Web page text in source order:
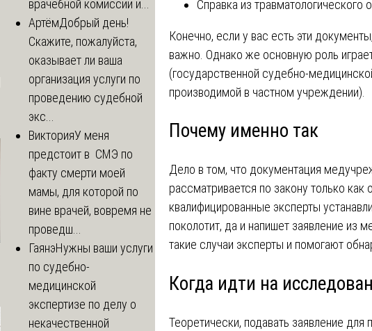
Справка из травматологического
Конечно, если у вас есть эти
важно. Однако же основную роль
(государственной судебно-
производимой в частном учреждении).
Почему именно так
Дело в том, что документация
рассматривается по закону только
квалифицированные эксперты
поколотит, да и напишет заявление из
такие случаи эксперты и помогают
Когда идти на
Теоретически, подавать заявление
врачебной комиссии и...
АртёмДобрый день!
Скажите, пожалуйста,
оказывает ли ваша
организация услуги по
проведению судебной
экс...
ВикторияУ меня
предстоит в СМЭ по
факту смерти моей
мамы, для которой по
вине врачей, вовремя не
проведш...
ГаянэНужны ваши услуги
по судебно-
медицинской
экспертизе по делу о
некачественной